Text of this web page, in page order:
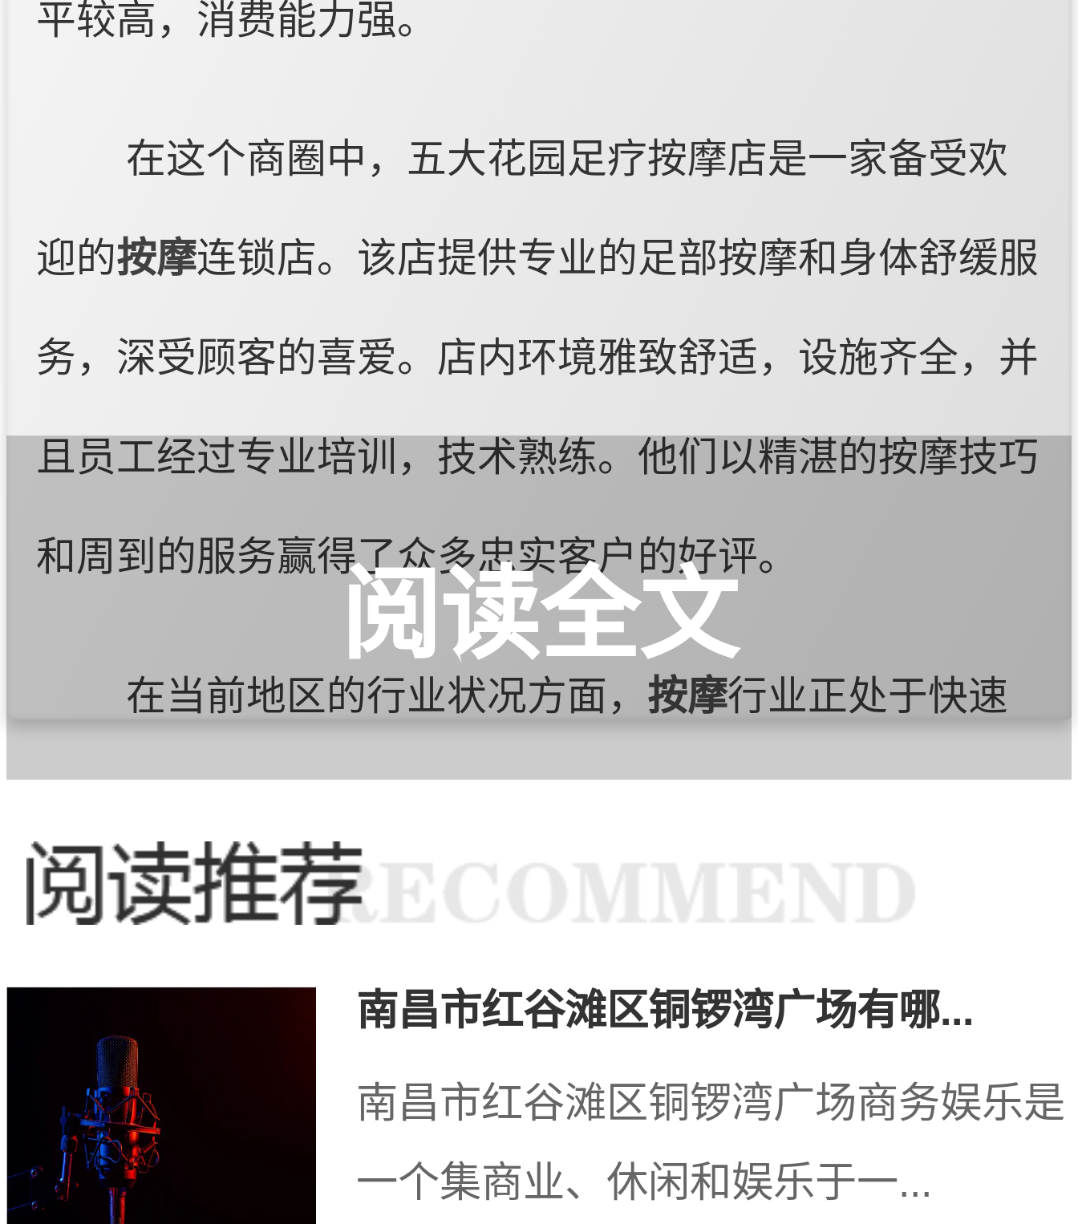
平较高，消费能力强。
在这个商圈中，五大花园足疗按摩店是一家备受欢
迎的按摩连锁店。该店提供专业的足部按摩和身体舒缓服
务，深受顾客的喜爱。店内环境雅致舒适，设施齐全，并
且员工经过专业培训，技术熟练。他们以精湛的按摩技巧
和周到的服务赢得了众多忠实客户的好评。
在当前地区的行业状况方面， 按摩行业正处于快速
按摩作为一种放松身心、缓解压力的方式越来越受到关
注。足疗按摩店作为其中的重要一环，获得了广泛的认可
和需求。同时，由于消费者对服务质量和体验要求的提
高，足疗按摩店也在不断提升服务水平，引入更多的技术
阅读全文
南昌市红谷滩区铜锣湾广场有哪...
南昌市红谷滩区铜锣湾广场商务娱乐是
一个集商业、休闲和娱乐于一...